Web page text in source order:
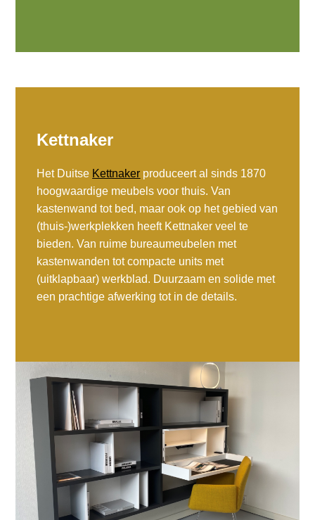
Kettnaker
Het Duitse Kettnaker produceert al sinds 1870
hoogwaardige meubels voor thuis. Van
kastenwand tot bed, maar ook op het gebied van
(thuis-)werkplekken heeft Kettnaker veel te
bieden. Van ruime bureaumeubelen met
kastenwanden tot compacte units met
(uitklapbaar) werkblad. Duurzaam en solide met
een prachtige afwerking tot in de details.